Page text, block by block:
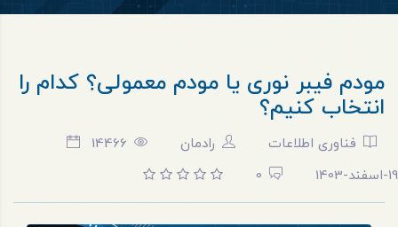
مودم فیبر نوری یا مودم معمولی؟ کدام را
انتخاب کنیم؟
فناوری اطلاعات رادمان
14466
19-اسفند-1403
0